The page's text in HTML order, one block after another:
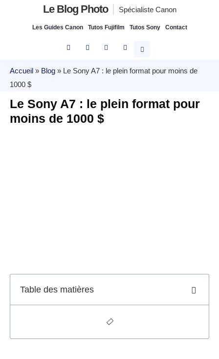
Le Blog Photo Spécialiste Canon
Les Guides Canon Tutos Fujifilm Tutos Sony Contact
Accueil » Blog » Le Sony A7 : le plein format pour moins de
1000 $
Le Sony A7 : le plein format pour
moins de 1000 $
Table des matières